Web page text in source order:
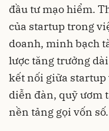
đầu tư mạo hiểm.
của startup trong
doanh, minh bạch
lược tăng trưởng
kết nối giữa startup
diễn đàn, quỹ ươm
nền tảng gọi vốn số.